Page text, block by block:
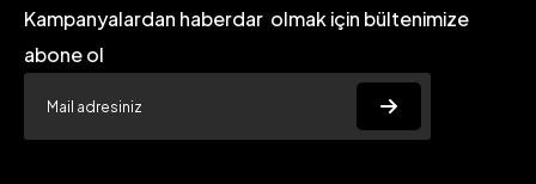
Kampanyalardan haberdar olmak için bültenimize
abone ol